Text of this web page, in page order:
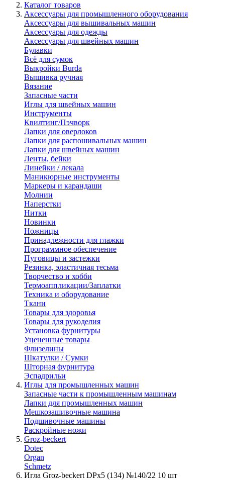
Каталог товаров
Аксессуары для промышленного оборудования
Аксессуары для вышивальных машин
Аксессуары для одежды
Аксессуары для швейных машин
Булавки
Всё для сумок
Выкройки Burda
Вышивка ручная
Вязание
Запасные части
Иглы для швейных машин
Инструменты
Квилтинг/Пэчворк
Лапки для оверлоков
Лапки для распошивальных машин
Лапки для швейных машин
Ленты, бейки
Линейки / лекала
Маникюрные инструменты
Маркеры и карандаши
Молнии
Наперстки
Нитки
Новинки
Ножницы
Принадлежности для глажки
Программное обеспечение
Пуговицы и застежки
Резинка, эластичная тесьма
Творчество и хобби
Термоаппликации/Заплатки
Техника и оборудование
Ткани
Товары для здоровья
Товары для рукоделия
Установка фурнитуры
Уцененные товары
Флизелины
Шкатулки / Сумки
Шторная фурнитура
Эспадрильи
Иглы для промышленных машин
Запасные части к промышленным машинам
Лапки для промышленных машин
Мешкозашивочные машина
Подшивочные машины
Раскройные ножи
Groz-beckert
Dotec
Organ
Schmetz
Игла Groz-beckert DPx5 (134) №140/22 10 шт